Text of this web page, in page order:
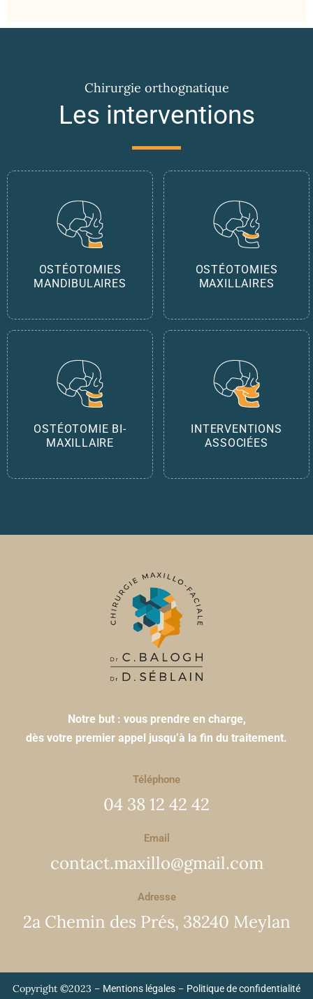
Chirurgie orthognatique
Les interventions
OSTÉOTOMIES
MANDIBULAIRES
OSTÉOTOMIES
MAXILLAIRES
OSTÉOTOMIE BI-
MAXILLAIRE
INTERVENTIONS
ASSOCIÉES
Notre but : vous prendre en charge,
dès votre premier appel jusqu’à la fin du traitement.
Téléphone
04 38 12 42 42
Email
contact.maxillo@gmail.com
Adresse
2a Chemin des Prés, 38240 Meylan
Copyright ©2023 – Mentions légales – Politique de confidentialité